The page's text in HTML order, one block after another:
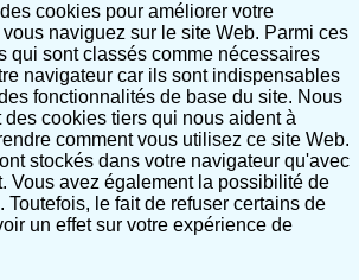
cookies pour améliorer votre
naviguez sur le site Web. Parmi ces
qui sont classés comme nécessaires
navigateur car ils sont indispensables
fonctionnalités de base du site. Nous
cookies tiers qui nous aident à
comment vous utilisez ce site Web.
stockés dans votre navigateur qu'avec
Vous avez également la possibilité de
Toutefois, le fait de refuser certains de
un effet sur votre expérience de